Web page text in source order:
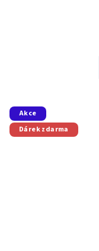
Akce
Dárek zdarma